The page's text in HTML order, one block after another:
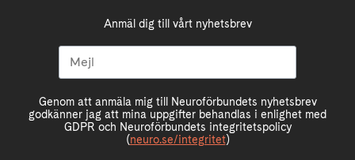
Anmäl dig till vårt nyhetsbrev
Genom att anmäla mig till Neuroförbundets nyhetsbrev
godkänner jag att mina uppgifter behandlas i enlighet med
GDPR och Neuroförbundets integritetspolicy
(neuro.se/integritet)